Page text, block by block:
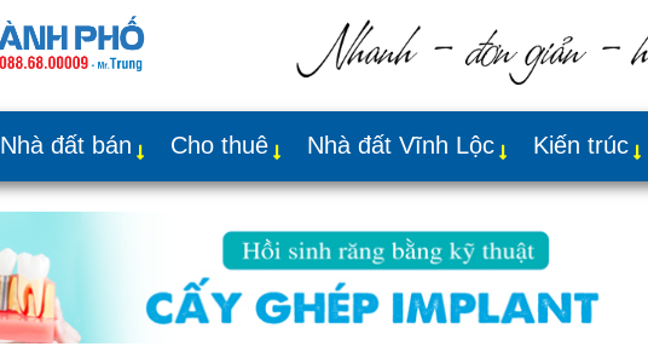
Nhà đất bán Cho thuê Nhà đất Vĩnh Lộc Kiến trúc